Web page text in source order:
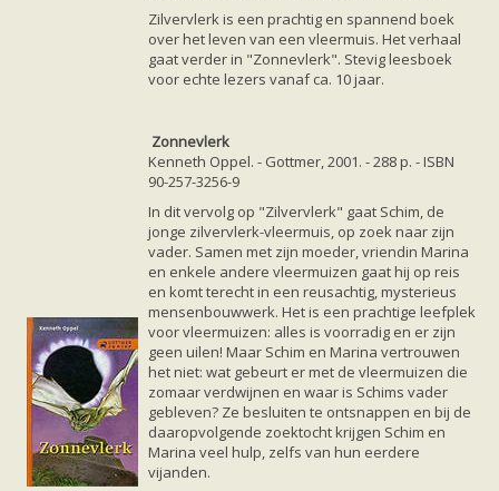
Zilvervlerk is een prachtig en spannend boek
over het leven van een vleermuis. Het verhaal
gaat verder in "Zonnevlerk". Stevig leesboek
voor echte lezers vanaf ca. 10 jaar.
Zonnevlerk
Kenneth Oppel. - Gottmer, 2001. - 288 p. - ISBN
90-257-3256-9
In dit vervolg op "Zilvervlerk" gaat Schim, de
jonge zilvervlerk-vleermuis, op zoek naar zijn
vader. Samen met zijn moeder, vriendin Marina
en enkele andere vleermuizen gaat hij op reis
en komt terecht in een reusachtig, mysterieus
mensenbouwwerk. Het is een prachtige leefplek
voor vleermuizen: alles is voorradig en er zijn
geen uilen! Maar Schim en Marina vertrouwen
het niet: wat gebeurt er met de vleermuizen die
zomaar verdwijnen en waar is Schims vader
gebleven? Ze besluiten te ontsnappen en bij de
daaropvolgende zoektocht krijgen Schim en
Marina veel hulp, zelfs van hun eerdere
vijanden.